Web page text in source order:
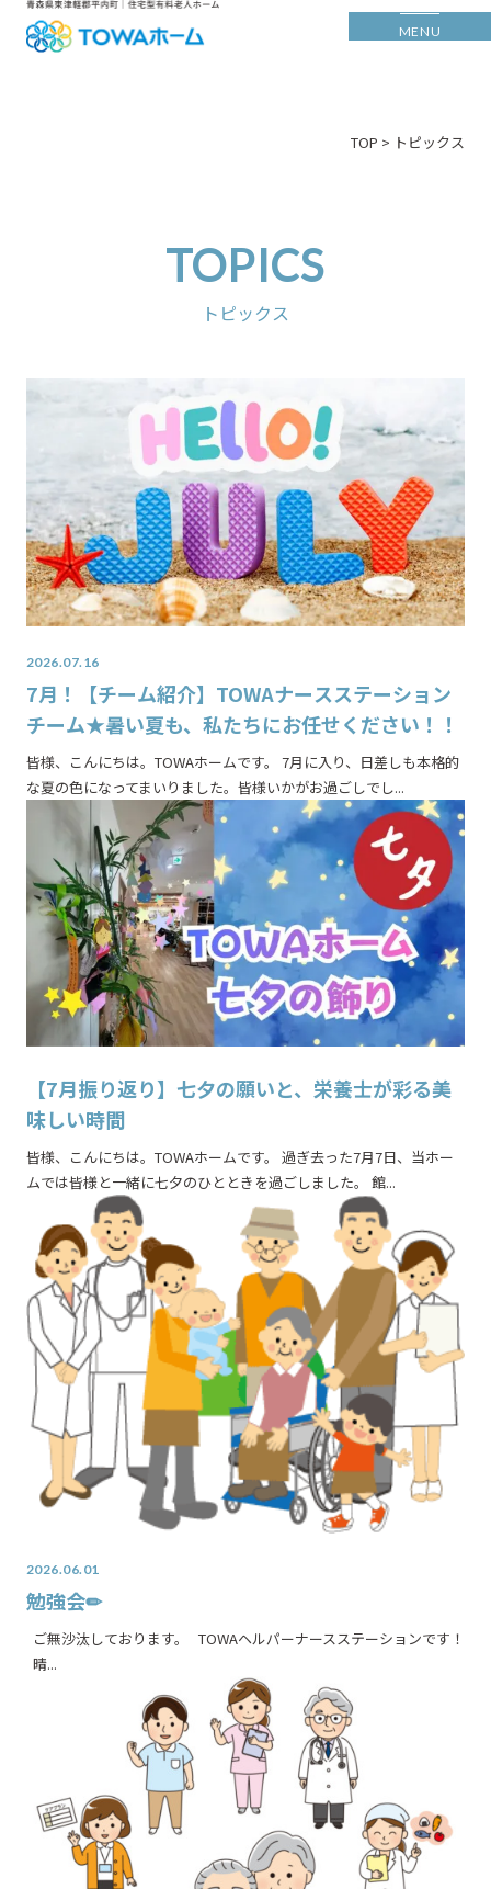
MENU
TOP > トピックス
TOPICS
トピックス
2026.07.16
7月！【チーム紹介】TOWAナースステーション
チーム★暑い夏も、私たちにお任せください！！
皆様、こんにちは。TOWAホームです。 7月に入り、日差しも本格的
な夏の色になってまいりました。皆様いかがお過ごしでし...
【7月振り返り】七夕の願いと、栄養士が彩る美
味しい時間
皆様、こんにちは。TOWAホームです。 過ぎ去った7月7日、当ホー
ムでは皆様と一緒に七夕のひとときを過ごしました。 館...
2026.06.01
勉強会✏
ご無沙汰しております。 TOWAヘルパーナースステーションです！
晴...